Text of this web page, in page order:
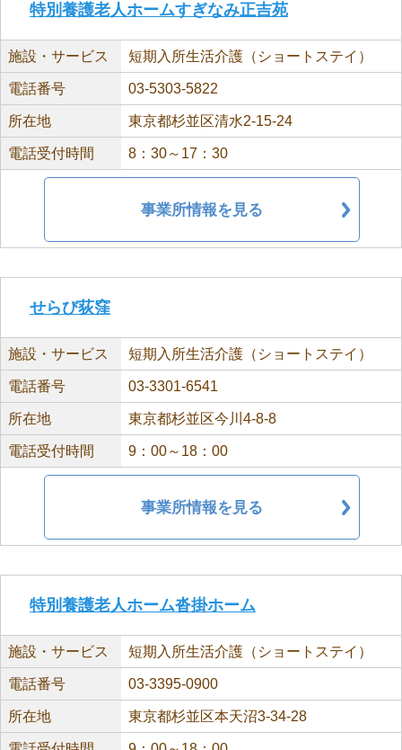
特別養護老人ホームすぎなみ正吉苑
施設・サービス 短期入所生活介護（ショートステイ）
電話番号 03-5303-5822
所在地 東京都杉並区清水2-15-24
電話受付時間 8：30～17：30
事業所情報を見る
せらび荻窪
施設・サービス 短期入所生活介護（ショートステイ）
電話番号 03-3301-6541
所在地 東京都杉並区今川4-8-8
電話受付時間 9：00～18：00
事業所情報を見る
特別養護老人ホーム沓掛ホーム
施設・サービス 短期入所生活介護（ショートステイ）
電話番号 03-3395-0900
所在地 東京都杉並区本天沼3-34-28